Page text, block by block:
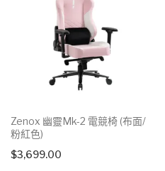
Zenox 幽靈Mk-2 電競椅 (布面/
粉紅色)
$3,699.00